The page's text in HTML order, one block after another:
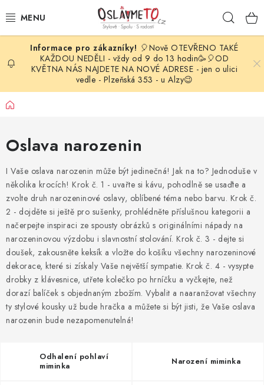
na
OSLAVA NAROZENIN
STYLOVÁ PARTY
BALÓNKY
KARNEVALOVÉ KOSTÝMY
PARTY STOLOVÁNÍ
SVATEBNÍ DOPLŇKY
BARVY NA OBLIČEJ A VLASY
BLAHOPŘÁNÍ
BUBLIFUKY
DORTOVÉ SVÍČKY A OZDOBY
🎈Nově OTEVŘENO TAKÉ
KAŽDOU NEDĚLI - vždy od 9 do 13 hodin🥳🎈OD
KVĚTNA NÁS NAJDETE NA NOVÉ ADRESE - jen o ulici
vedle - Plzeňská 353 - u Alzy😉
Domů
Oslava narozenin
I Vaše oslava narozenin může být jedinečná! Jak na to? Jednoduše v
několika krocích! Krok č. 1 - uvařte si kávu, pohodlně se usaďte a
zvolte druh narozeninové oslavy, oblíbené téma nebo barvu. Krok č.
2 - dojděte si ještě pro sušenky, prohlédněte příslušnou kategorii a
načerpejte inspiraci ze spousty obrázků s originálními nápady na
narozeninovou výzdobu i slavnostní stolování. Krok č. 3 - dejte si
doušek, zakousněte keksík a vložte do košíku všechny narozeninové
dekorace, které si získaly Vaše největší sympatie. Krok č. 4 - vysypte
drobky z klávesnice, utřete kolečko po hrníčku a vyčkejte, než
dorazí balíček s objednaným zbožím. Vybalit a naaranžovat všechny
ty stylové kousky už bude hračka a můžete si být jisti, že Vaše oslava
narozenin bude nezapomenutelná!
Odhalení pohlaví
miminka
Narození miminka